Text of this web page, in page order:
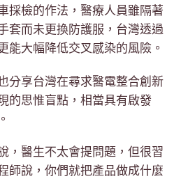
採檢的作法，醫療人員雖隔著
套而未更換防護服，台灣透過
能大幅降低交叉感染的風險。
分享台灣在尋求醫電整合創新
的思惟盲點，相當具有啟發
，醫生不太會提問題，但很習
師說，你們就把產品做成什麼